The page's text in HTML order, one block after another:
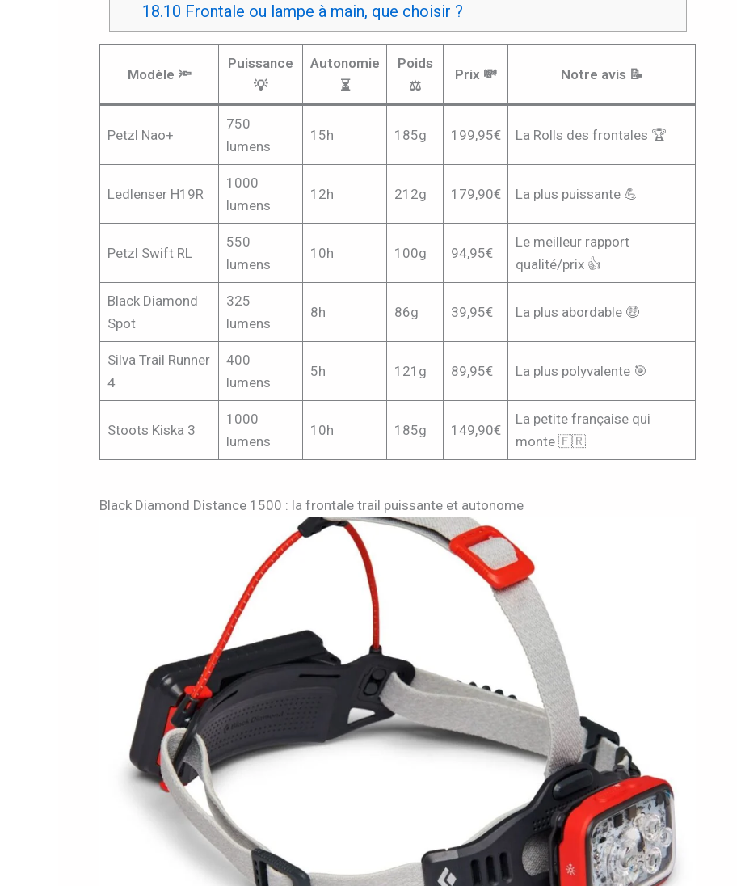
18.10 Frontale ou lampe à main, que choisir ?
Modèle 🔦
Puissance
💡
Autonomie
⏳
Poids
⚖️
Prix 💸 Notre avis 📝
Petzl Nao+
750
lumens
15h 185g 199,95€ La Rolls des frontales 🏆
Ledlenser H19R
1000
lumens
12h 212g 179,90€ La plus puissante 💪
Petzl Swift RL
550
lumens
10h 100g 94,95€
Le meilleur rapport
qualité/prix 👍
Black Diamond
Spot
325
lumens
8h 86g 39,95€ La plus abordable 🤑
Silva Trail Runner
4
400
lumens
5h 121g 89,95€ La plus polyvalente 🎯
Stoots Kiska 3
1000
lumens
10h 185g 149,90€
La petite française qui
monte 🇫🇷
Black Diamond Distance 1500 : la frontale trail puissante et autonome